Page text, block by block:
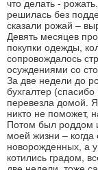
что делать -
решилась без
сказали рожай –
Девять месяцев
покупки одежды,
сопровождалось
осуждениями со
За две недели до
бухгалтер
перевезла домой.
никто не поможет,
Потом был роддом
моей жизни –
новорожденных, а
котились градом,